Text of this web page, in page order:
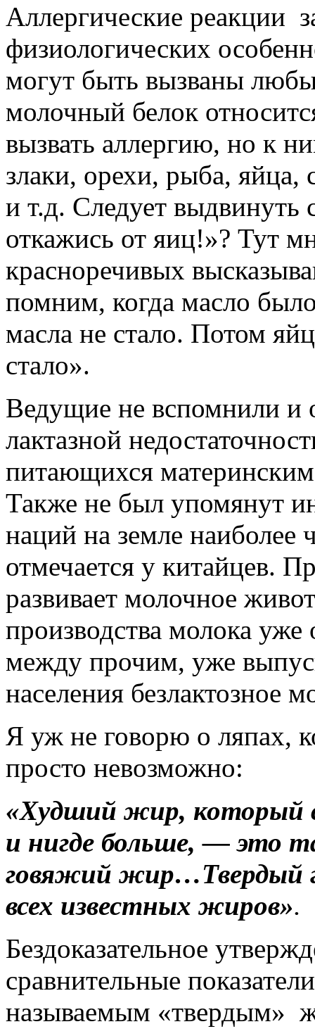
Аллергические реакции
физиологических
могут быть вызваны
молочный белок
вызвать аллергию, но к
злаки, орехи, рыба, яйца,
и т.д. Следует
откажись от яиц!»? Тут
красноречивых
помним, когда масло
масла не стало. Потом
стало».
Ведущие не вспомнили и
лактазной
питающихся
Также не был упомянут
наций на земле наиболее
отмечается у китайцев.
развивает молочное
производства молока
между прочим, уже
населения безлактозное
Я уж не говорю о ляпах,
просто невозможно:
«Худший жир, который
и нигде больше, — это
говяжий жир…Твердый
всех известных жиров».
Бездоказательное
сравнительные
называемым «твердым»